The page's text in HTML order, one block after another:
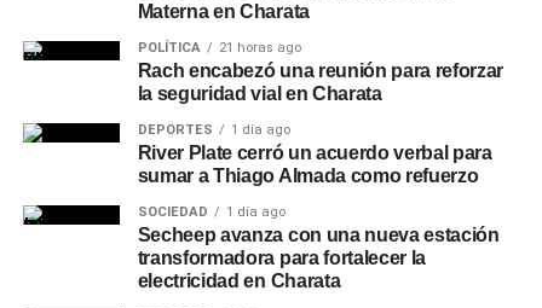
Materna en Charata
POLÍTICA 21 horas ago
Rach encabezó una reunión para reforzar
la seguridad vial en Charata
DEPORTES 1 día ago
River Plate cerró un acuerdo verbal para
sumar a Thiago Almada como refuerzo
SOCIEDAD 1 día ago
Secheep avanza con una nueva estación
transformadora para fortalecer la
electricidad en Charata